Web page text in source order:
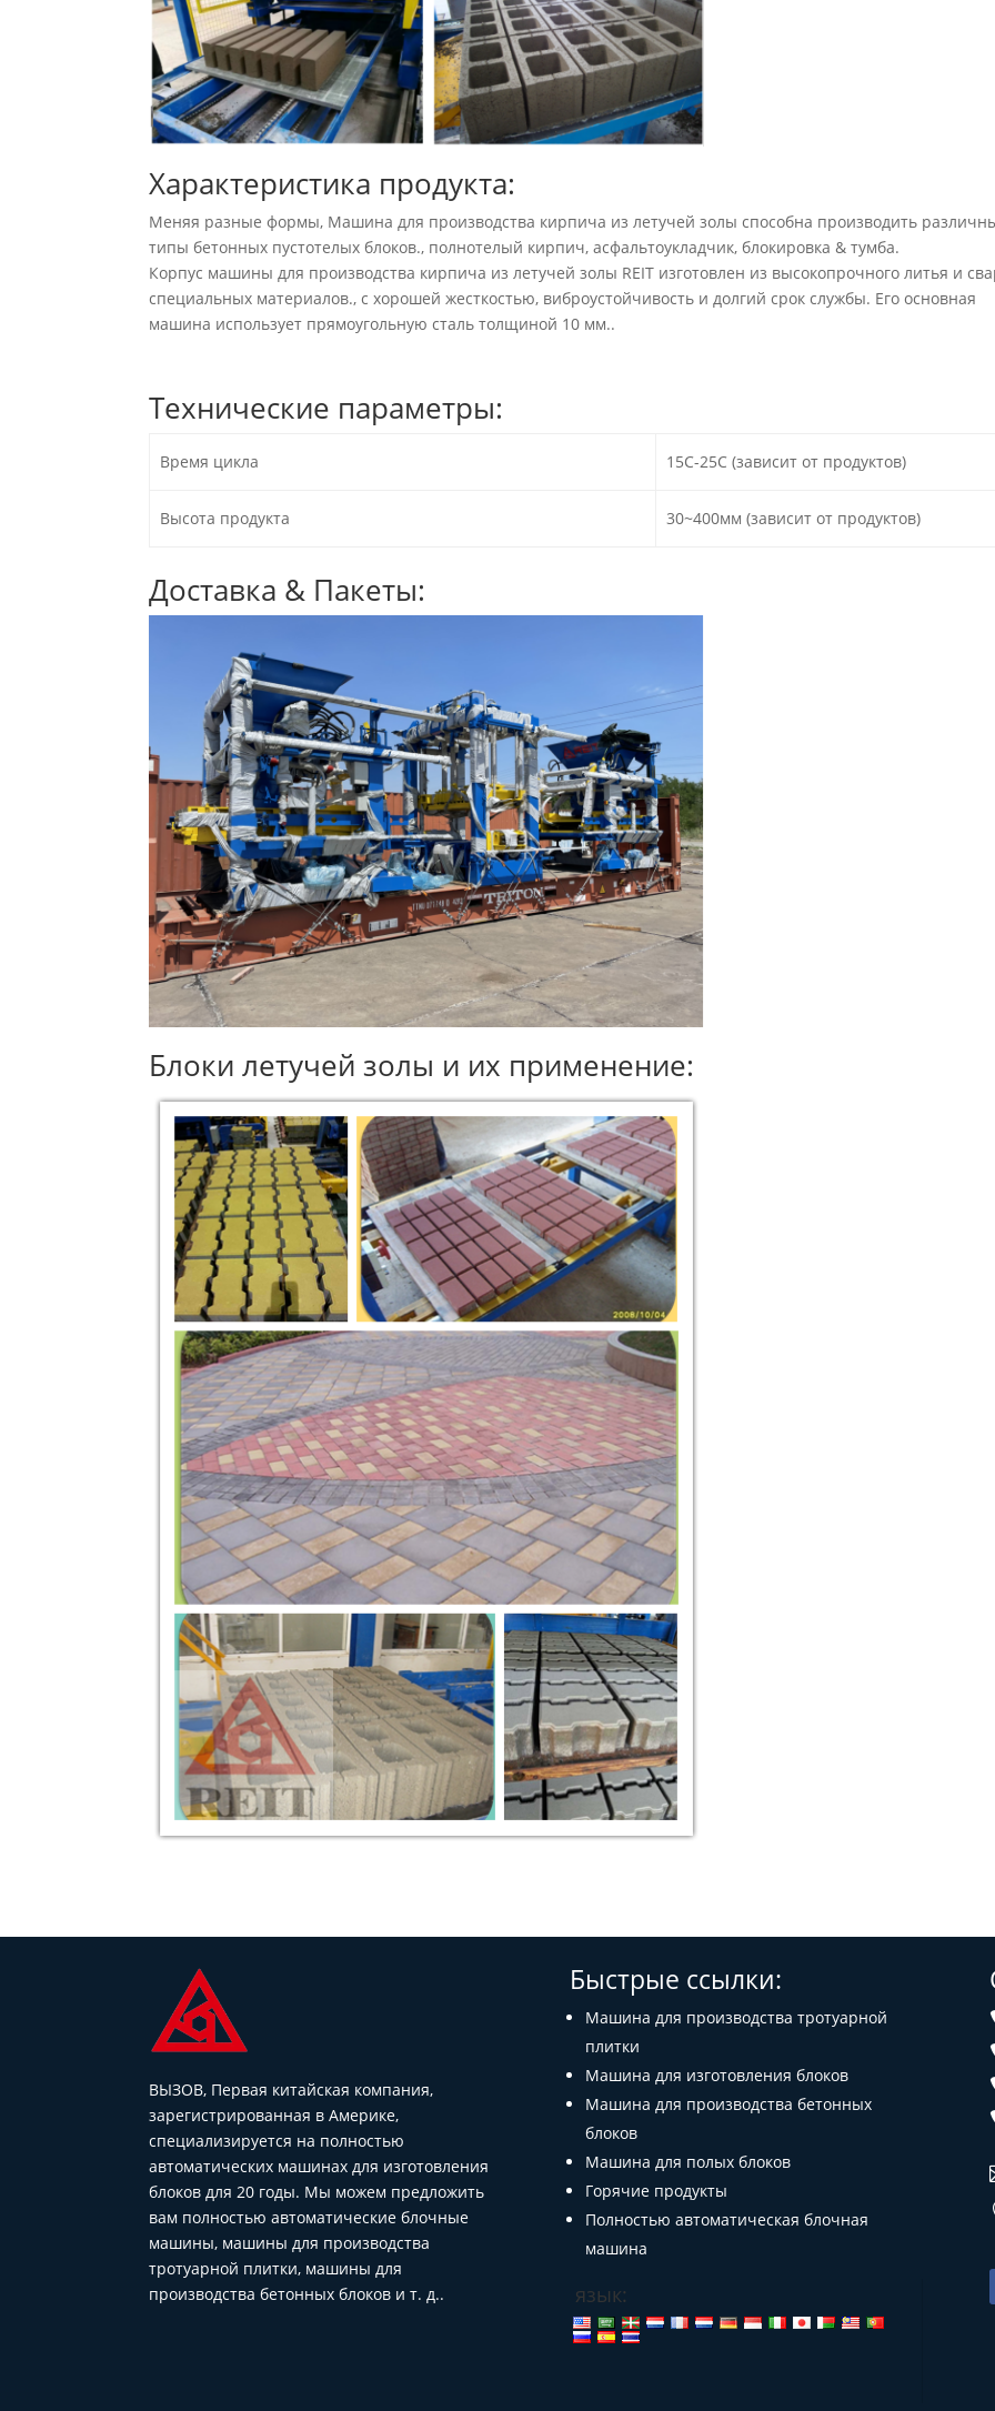
Характеристика продукта:
Меняя разные формы, Машина для производства кирпича из летучей золы способна производить
типы бетонных пустотелых блоков., полнотелый кирпич, асфальтоукладчик, блокировка & тумба.
Корпус машины для производства кирпича из летучей золы REIT изготовлен из высокопрочного литья и
специальных материалов., с хорошей жесткостью, виброустойчивость и долгий срок службы. Его основная
машина использует прямоугольную сталь толщиной 10 мм..
Технические параметры:
Время цикла 15С-25С (зависит от продуктов)
Высота продукта 30~400мм (зависит от продуктов)
Доставка & Пакеты:
Блоки летучей золы и их применение:
ВЫЗОВ, Первая китайская компания,
зарегистрированная в Америке,
специализируется на полностью
автоматических машинах для изготовления
блоков для 20 годы. Мы можем предложить
вам полностью автоматические блочные
машины, машины для производства
тротуарной плитки, машины для
производства бетонных блоков и т. д..
Быстрые ссылки:
Машина для производства тротуарной
плитки
Машина для изготовления блоков
Машина для производства бетонных
блоков
Машина для полых блоков
Горячие продукты
Полностью автоматическая блочная
машина
язык: